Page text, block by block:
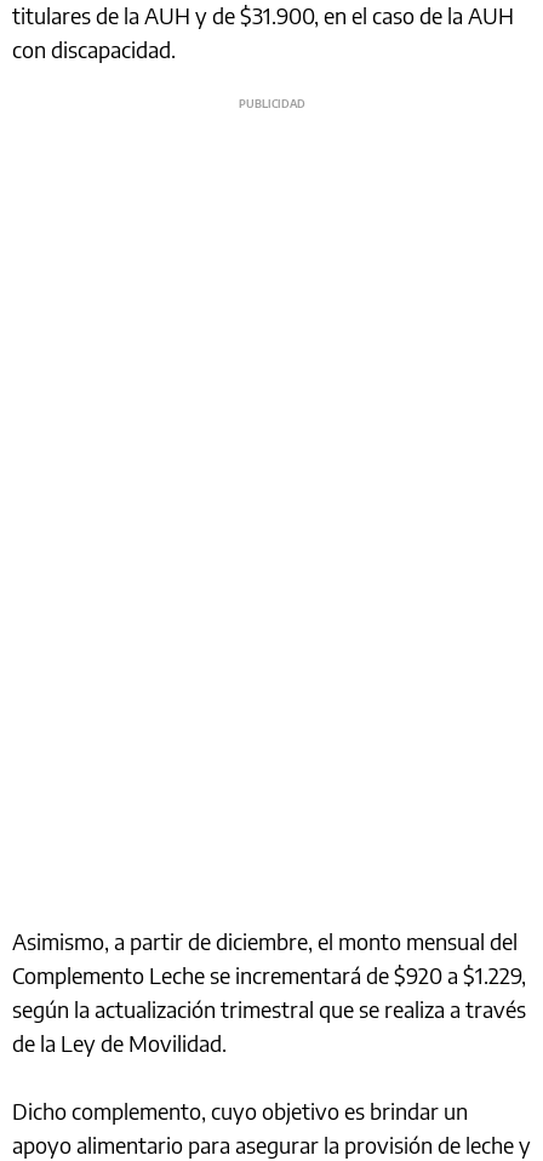
titulares de la AUH y de $31.900, en el caso de la AUH
con discapacidad.
Asimismo, a partir de diciembre, el monto mensual del
Complemento Leche se incrementará de $920 a $1.229,
según la actualización trimestral que se realiza a través
de la Ley de Movilidad.
Dicho complemento, cuyo objetivo es brindar un
apoyo alimentario para asegurar la provisión de leche y